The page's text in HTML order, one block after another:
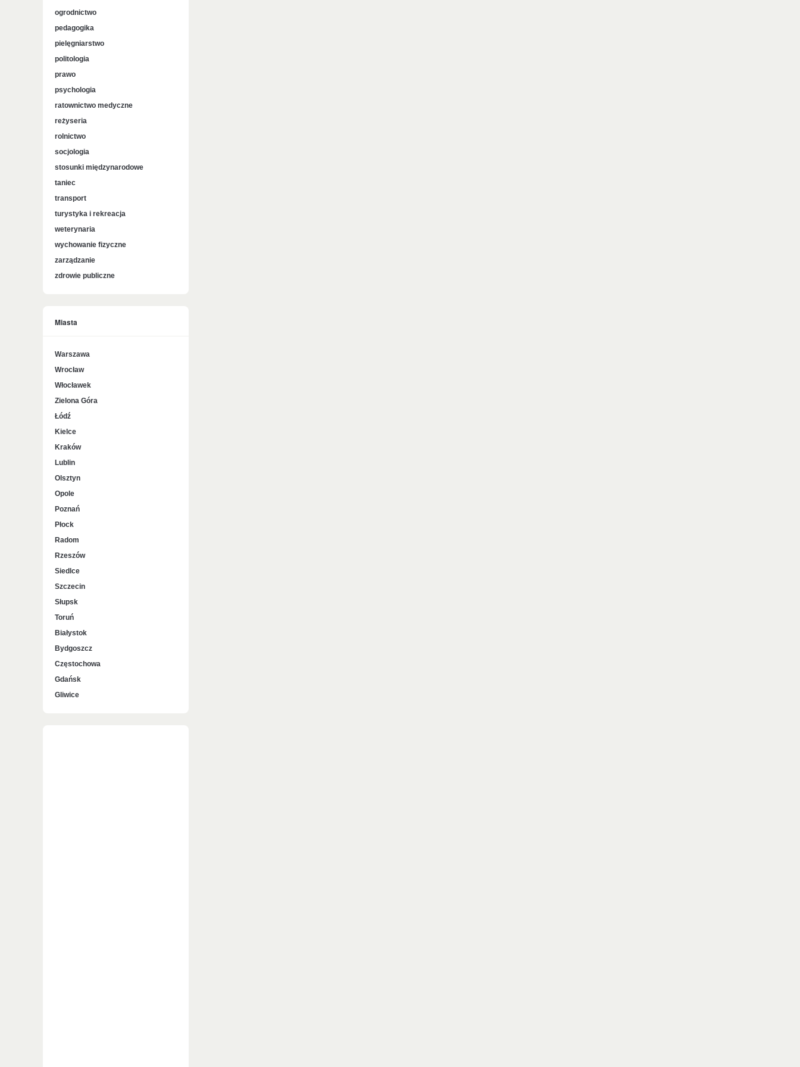
ogrodnictwo
pedagogika
pielęgniarstwo
politologia
prawo
psychologia
ratownictwo medyczne
reżyseria
rolnictwo
socjologia
stosunki międzynarodowe
taniec
transport
turystyka i rekreacja
weterynaria
wychowanie fizyczne
zarządzanie
zdrowie publiczne
Miasta
Warszawa
Wrocław
Włocławek
Zielona Góra
Łódź
Kielce
Kraków
Lublin
Olsztyn
Opole
Poznań
Płock
Radom
Rzeszów
Siedlce
Szczecin
Słupsk
Toruń
Białystok
Bydgoszcz
Częstochowa
Gdańsk
Gliwice